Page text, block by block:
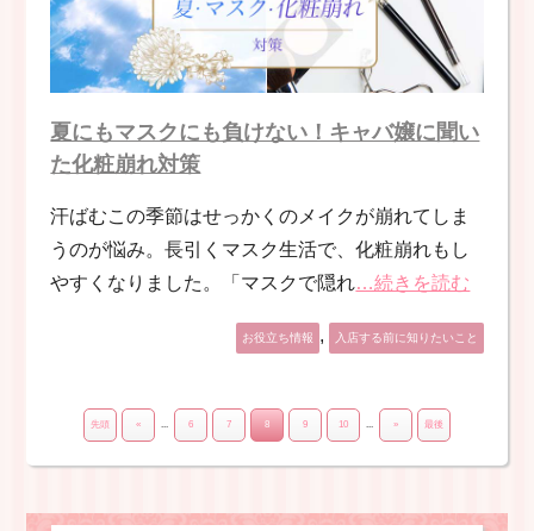
夏にもマスクにも負けない！キャバ嬢に聞い
た化粧崩れ対策
汗ばむこの季節はせっかくのメイクが崩れてしま
うのが悩み。長引くマスク生活で、化粧崩れもし
やすくなりました。「マスクで隠れ…続きを読む
お役立ち情報 , 入店する前に知りたいこと
先頭 « ... 6 7 8 9 10 ... » 最後